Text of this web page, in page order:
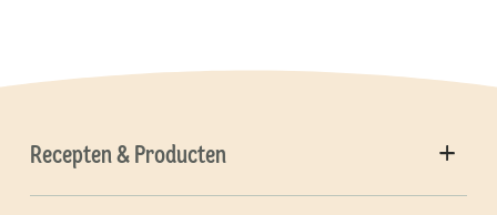
Recepten & Producten